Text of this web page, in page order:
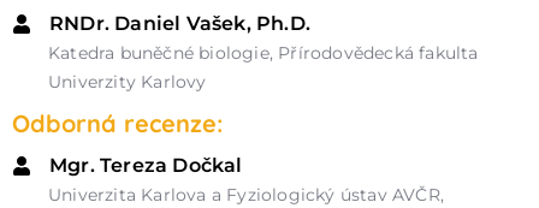
RNDr. Daniel Vašek, Ph.D.
Katedra buněčné biologie, Přírodovědecká fakulta
Univerzity Karlovy
Odborná recenze:
Mgr. Tereza Dočkal
Univerzita Karlova a Fyziologický ústav AVČR,